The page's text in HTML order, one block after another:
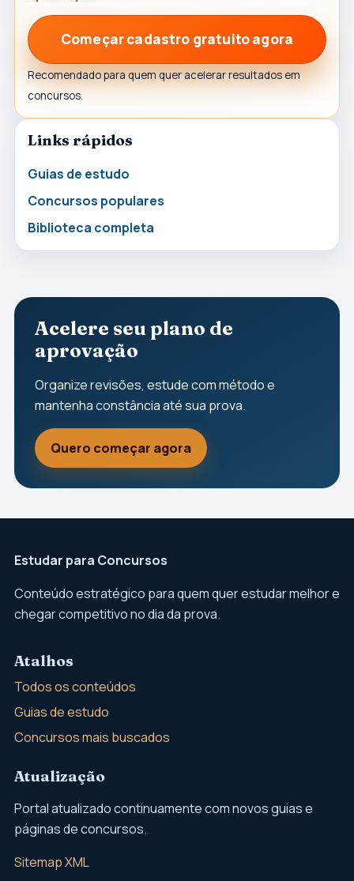
Começar cadastro gratuito agora
Recomendado para quem quer acelerar resultados em
concursos.
Links rápidos
Guias de estudo
Concursos populares
Biblioteca completa
Acelere seu plano de
aprovação
Organize revisões, estude com método e
mantenha constância até sua prova.
Quero começar agora
Estudar para Concursos
Conteúdo estratégico para quem quer estudar melhor e
chegar competitivo no dia da prova.
Atalhos
Todos os conteúdos
Guias de estudo
Concursos mais buscados
Atualização
Portal atualizado continuamente com novos guias e
páginas de concursos.
Sitemap XML